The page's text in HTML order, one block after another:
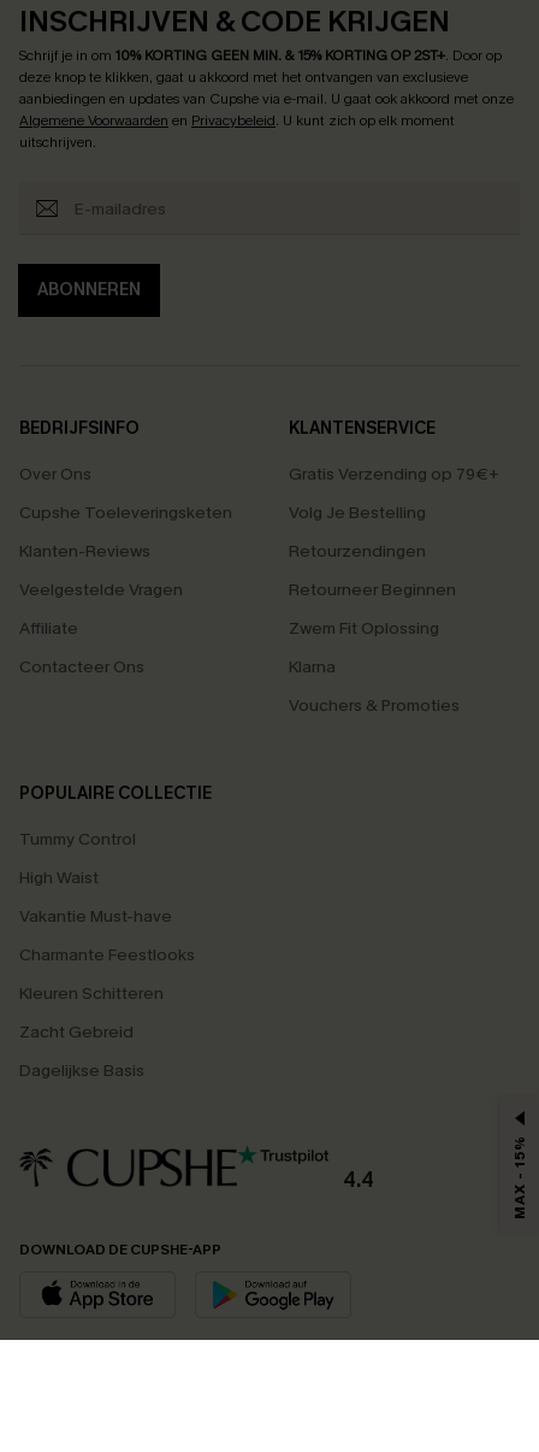
INSCHRIJVEN & CODE KRIJGEN
Schrijf je in om 10% KORTING GEEN MIN. & 15% KORTING OP 2ST+. Door op
deze knop te klikken, gaat u akkoord met het ontvangen van exclusieve
aanbiedingen en updates van Cupshe via e-mail. U gaat ook akkoord met onze
Algemene Voorwaarden en Privacybeleid. U kunt zich op elk moment
uitschrijven.
ABONNEREN
BEDRIJFSINFO
Over Ons
Cupshe Toeleveringsketen
Klanten-Reviews
Veelgestelde Vragen
Affiliate
Contacteer Ons
KLANTENSERVICE
Gratis Verzending op 79€+
Volg Je Bestelling
Retourzendingen
Retourneer Beginnen
Zwem Fit Oplossing
Klarna
Vouchers & Promoties
POPULAIRE COLLECTIE
Tummy Control
High Waist
Vakantie Must-have
Charmante Feestlooks
Kleuren Schitteren
Zacht Gebreid
Dagelijkse Basis
4.4
DOWNLOAD DE CUPSHE-APP
MAX - 15%